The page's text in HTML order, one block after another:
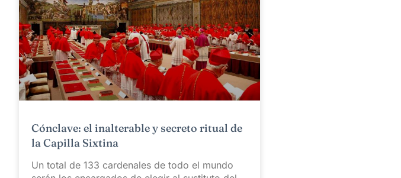
Cónclave: el inalterable y secreto ritual de
la Capilla Sixtina
Un total de 133 cardenales de todo el mundo